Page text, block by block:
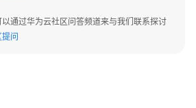
通过华为云社区问答频道来与我们联系探讨
问